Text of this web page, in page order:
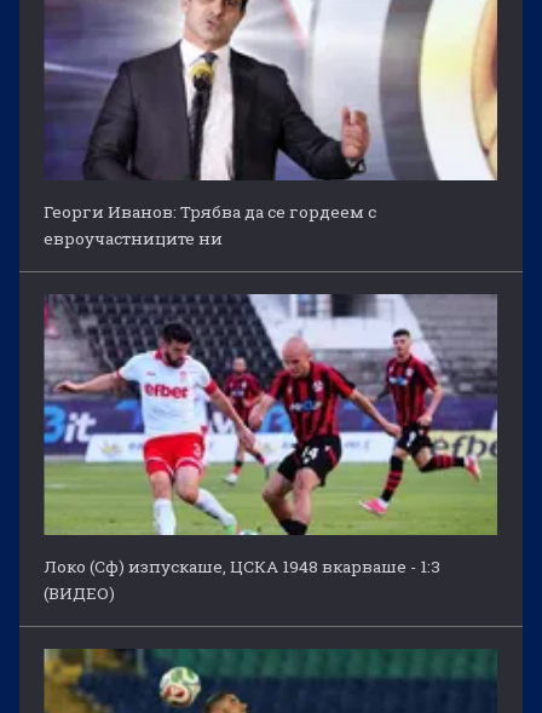
Георги Иванов: Трябва да се гордеем с
евроучастниците ни
Локо (Сф) изпускаше, ЦСКА 1948 вкарваше - 1:3
(ВИДЕО)